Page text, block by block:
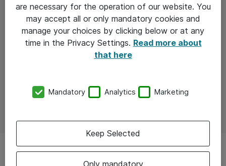
are necessary for the operation of our website. You
may accept all or only mandatory cookies and
manage your choices by clicking below or at any
time in the Privacy Settings. Read more about
that here
Mandatory Analytics Marketing
Only mandatory
Keep Selected